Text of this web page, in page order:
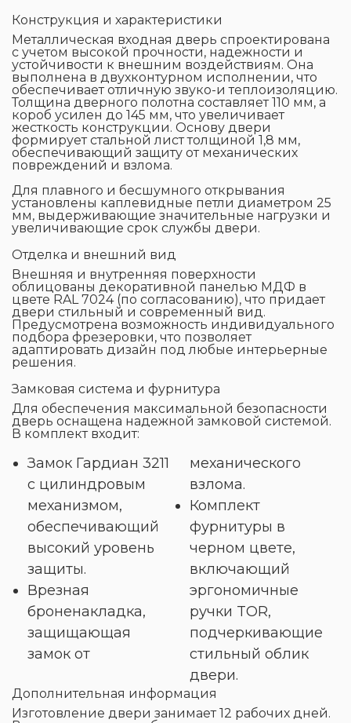
Конструкция и характеристики
Металлическая входная дверь спроектирована
с учетом высокой прочности, надежности и
устойчивости к внешним воздействиям. Она
выполнена в двухконтурном исполнении, что
обеспечивает отличную звуко-и теплоизоляцию.
Толщина дверного полотна составляет 110 мм, а
короб усилен до 145 мм, что увеличивает
жесткость конструкции. Основу двери
формирует стальной лист толщиной 1,8 мм,
обеспечивающий защиту от механических
повреждений и взлома.
Для плавного и бесшумного открывания
установлены каплевидные петли диаметром 25
мм, выдерживающие значительные нагрузки и
увеличивающие срок службы двери.
Отделка и внешний вид
Внешняя и внутренняя поверхности
облицованы декоративной панелью МДФ в
цвете RAL 7024 (по согласованию), что придает
двери стильный и современный вид.
Предусмотрена возможность индивидуального
подбора фрезеровки, что позволяет
адаптировать дизайн под любые интерьерные
решения.
Замковая система и фурнитура
Для обеспечения максимальной безопасности
дверь оснащена надежной замковой системой.
В комплект входит:
Замок Гардиан 3211
с цилиндровым
механизмом,
обеспечивающий
высокий уровень
защиты.
Врезная
броненакладка,
защищающая
замок от
механического
взлома.
Комплект
фурнитуры в
черном цвете,
включающий
эргономичные
ручки TOR,
подчеркивающие
стильный облик
двери.
Дополнительная информация
Изготовление двери занимает 12 рабочих дней.